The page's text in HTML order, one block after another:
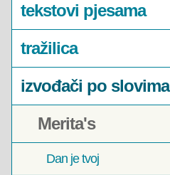
tekstovi pjesama
tražilica
izvođači po slovima
Merita's
Dan je tvoj